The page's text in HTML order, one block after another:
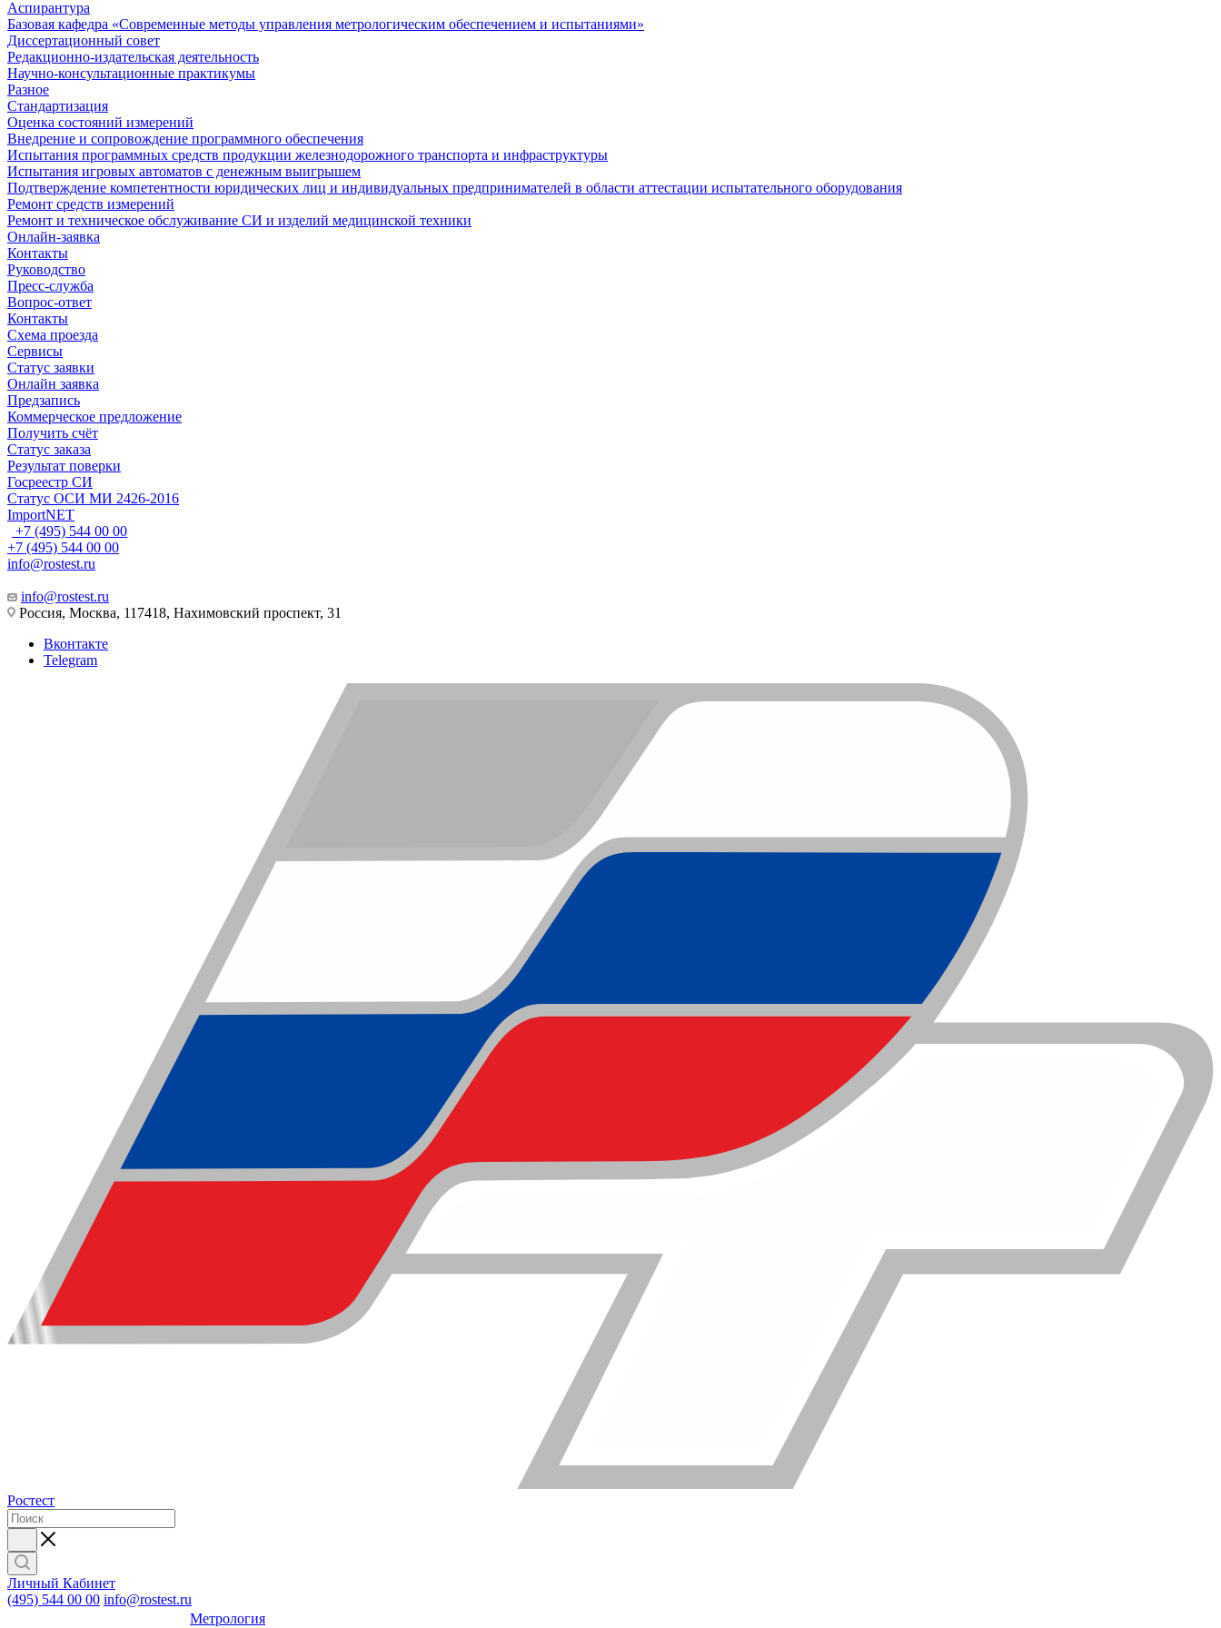
Аспирантура
Базовая кафедра «Современные методы управления метрологическим обеспечением и испытаниями»
Диссертационный совет
Редакционно-издательская деятельность
Научно-консультационные практикумы
Разное
Стандартизация
Оценка состояний измерений
Внедрение и сопровождение программного обеспечения
Испытания программных средств продукции железнодорожного транспорта и инфраструктуры
Испытания игровых автоматов с денежным выигрышем
Подтверждение компетентности юридических лиц и индивидуальных предпринимателей в области аттестации испытательного оборудования
Ремонт средств измерений
Ремонт и техническое обслуживание СИ и изделий медицинской техники
Онлайн-заявка
Контакты
Руководство
Пресс-служба
Вопрос-ответ
Контакты
Схема проезда
Сервисы
Статус заявки
Онлайн заявка
Предзапись
Коммерческое предложение
Получить счёт
Статус заказа
Результат поверки
Госреестр СИ
Статус ОСИ МИ 2426-2016
ImportNET
+7 (495) 544 00 00
+7 (495) 544 00 00
info@rostest.ru
info@rostest.ru
Россия, Москва, 117418, Нахимовский проспект, 31
Вконтакте
Telegram
Ростест
Личный Кабинет
(495) 544 00 00 info@rostest.ru
Метрология